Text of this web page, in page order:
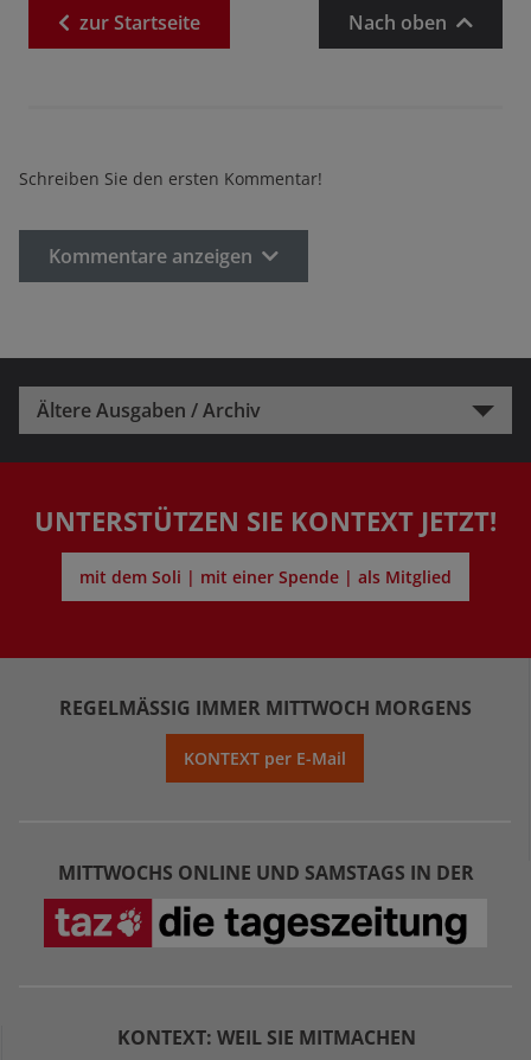
zurStartseite Nach oben
Schreiben Sie den ersten Kommentar!
Kommentare anzeigen
Ältere Ausgaben / Archiv
UNTERSTÜTZEN SIE KONTEXT JETZT!
mit dem Soli | mit einer Spende | als Mitglied
REGELMÄSSIG IMMER MITTWOCH MORGENS
KONTEXT per E-Mail
MITTWOCHS ONLINE UND SAMSTAGS IN DER
KONTEXT: WEIL SIE MITMACHEN